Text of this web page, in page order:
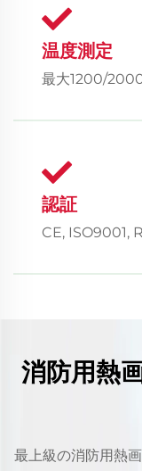
温度測定
最大1200/
認証
CE, ISO9001,
消防用熱
最上級の消防用熱